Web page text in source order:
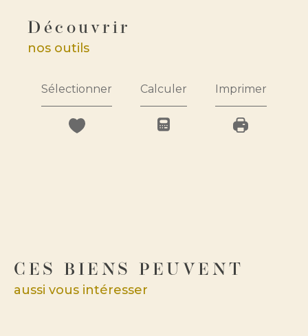
découvrir
nos outils
Sélectionner Calculer Imprimer
CES BIENS PEUVENT
aussi vous intéresser